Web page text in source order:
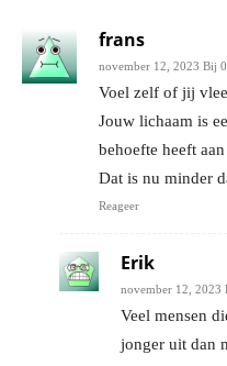
frans
november 12, 2023 Bij
Voel zelf of jij
Jouw lichaam is
behoefte heeft
Dat is nu minder
Reageer
Erik
november 12, 2023
Veel mensen
jonger uit dan